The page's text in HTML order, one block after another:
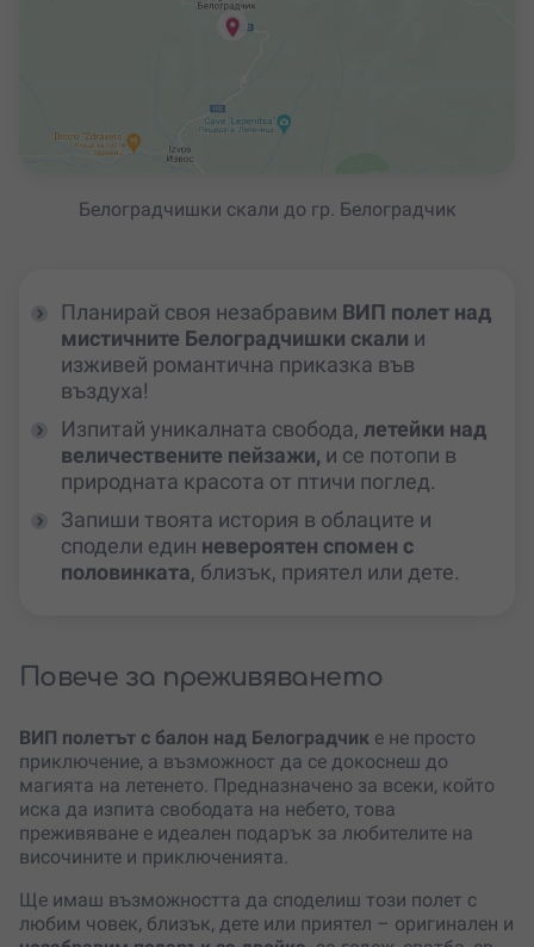
Белоградчишки скали до гр. Белоградчик
Планирай своя незабравим ВИП полет над
мистичните Белоградчишки скали и
изживей романтична приказка във
въздуха!
Изпитай уникалната свобода, летейки над
величествените пейзажи, и се потопи в
природната красота от птичи поглед.
Запиши твоята история в облаците и
сподели един невероятен спомен с
половинката, близък, приятел или дете.
Повече за преживяването
ВИП полетът с балон над Белоградчик е не просто
приключение, а възможност да се докоснеш до
магията на летенето. Предназначено за всеки, който
иска да изпита свободата на небето, това
преживяване е идеален подарък за любителите на
височините и приключенията.
Ще имаш възможността да споделиш този полет с
любим човек, близък, дете или приятел – оригинален и